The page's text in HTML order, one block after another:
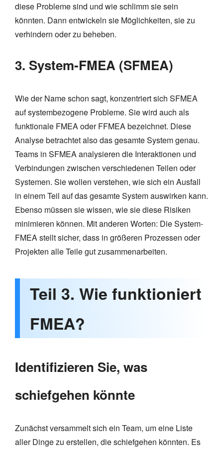
diese Probleme sind und wie schlimm sie sein
könnten. Dann entwickeln sie Möglichkeiten, sie zu
verhindern oder zu beheben.
3. System-FMEA (SFMEA)
Wie der Name schon sagt, konzentriert sich SFMEA
auf systembezogene Probleme. Sie wird auch als
funktionale FMEA oder FFMEA bezeichnet. Diese
Analyse betrachtet also das gesamte System genau.
Teams in SFMEA analysieren die Interaktionen und
Verbindungen zwischen verschiedenen Teilen oder
Systemen. Sie wollen verstehen, wie sich ein Ausfall
in einem Teil auf das gesamte System auswirken kann.
Ebenso müssen sie wissen, wie sie diese Risiken
minimieren können. Mit anderen Worten: Die System-
FMEA stellt sicher, dass in größeren Prozessen oder
Projekten alle Teile gut zusammenarbeiten.
Teil 3. Wie funktioniert
FMEA?
Identifizieren Sie, was
schiefgehen könnte
Zunächst versammelt sich ein Team, um eine Liste
aller Dinge zu erstellen, die schiefgehen könnten. Es